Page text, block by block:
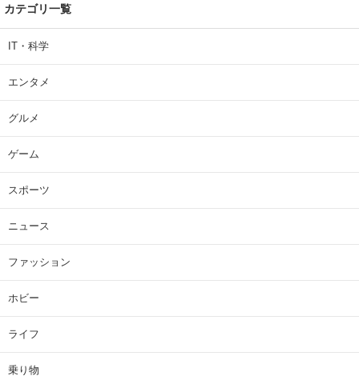
カテゴリ一覧
IT・科学
エンタメ
グルメ
ゲーム
スポーツ
ニュース
ファッション
ホビー
ライフ
乗り物